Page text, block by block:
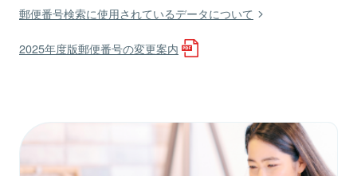
郵便番号検索に使用されているデータについて
2025年度版郵便番号の変更案内